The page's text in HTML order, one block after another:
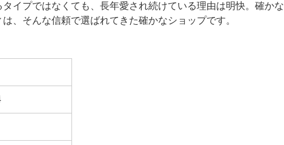
イプではなくても、長年愛され続けている理由は明快。確かな
、そんな信頼で選ばれてきた確かなショップです。